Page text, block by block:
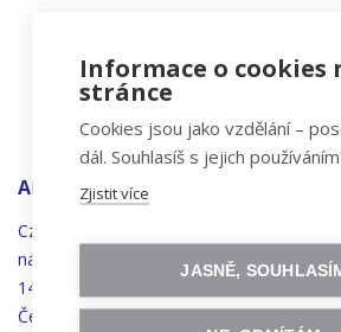
ADRESA
Czechitas, z.ú.
náměstí
Synků 1748/17
140 00 Praha 4 - Nusle
Česká republika
Informace o cookies
stránce
Cookies jsou jako vzdělání –
dál. Souhlasíš s jejich
Zjistit více
JASNĚ,